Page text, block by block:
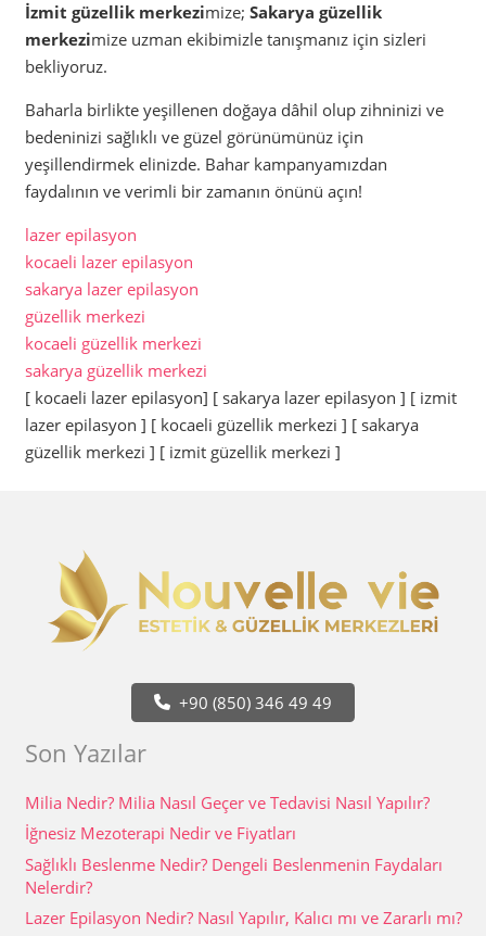
İzmit güzellik merkezimize; Sakarya güzellik
merkezimize uzman ekibimizle tanışmanız için sizleri
bekliyoruz.
Baharla birlikte yeşillenen doğaya dâhil olup zihninizi ve
bedeninizi sağlıklı ve güzel görünümünüz için
yeşillendirmek elinizde. Bahar kampanyamızdan
faydalının ve verimli bir zamanın önünü açın!
lazer epilasyon
kocaeli lazer epilasyon
sakarya lazer epilasyon
güzellik merkezi
kocaeli güzellik merkezi
sakarya güzellik merkezi
[ kocaeli lazer epilasyon] [ sakarya lazer epilasyon ] [ izmit
lazer epilasyon ] [ kocaeli güzellik merkezi ] [ sakarya
güzellik merkezi ] [ izmit güzellik merkezi ]
+90 (850) 346 49 49
Son Yazılar
Milia Nedir? Milia Nasıl Geçer ve Tedavisi Nasıl Yapılır?
İğnesiz Mezoterapi Nedir ve Fiyatları
Sağlıklı Beslenme Nedir? Dengeli Beslenmenin Faydaları
Nelerdir?
Lazer Epilasyon Nedir? Nasıl Yapılır, Kalıcı mı ve Zararlı mı?